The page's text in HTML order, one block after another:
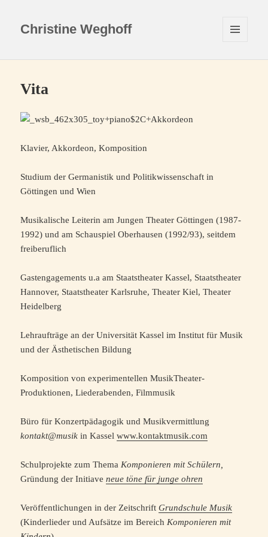
Christine Weghoff
WIDGETS
Vita
Klavier, Akkordeon, Komposition
Studium der Germanistik und Politikwissenschaft in
Göttingen und Wien
Musikalische Leiterin am Jungen Theater Göttingen (1987-
1992) und am Schauspiel Oberhausen (1992/93), seitdem
freiberuflich
Gastengagements u.a am Staatstheater Kassel, Staatstheater
Hannover, Staatstheater Karlsruhe, Theater Kiel, Theater
Heidelberg
Lehraufträge an der Universität Kassel im Institut für Musik
und der Ästhetischen Bildung
Komposition von experimentellen MusikTheater-
Produktionen, Liederabenden, Filmmusik
Büro für Konzertpädagogik und Musikvermittlung
kontakt@musik in Kasselwww.kontaktmusik.com
Schulprojekte zum ThemaKomponieren mit Schülern,
Gründung der Initiaveneue töne für junge ohren
Veröffentlichungen in der ZeitschriftGrundschule Musik
(Kinderlieder und Aufsätze im BereichKomponieren mit